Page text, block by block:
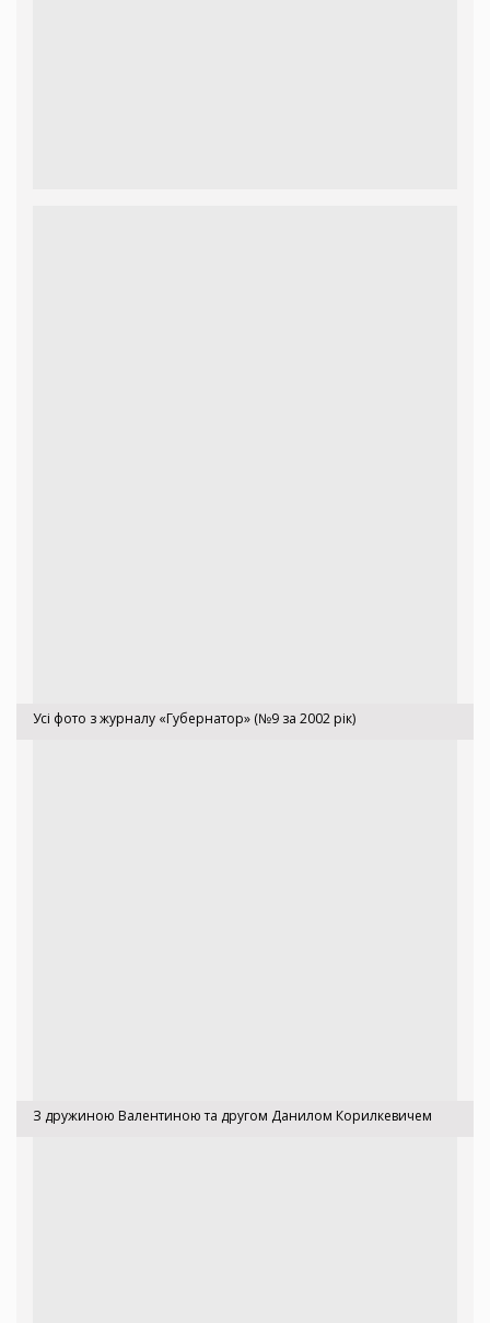
Усі фото з журналу «Губернатор» (№9 за 2002 рік)
З дружиною Валентиною та другом Данилом Корилкевичем